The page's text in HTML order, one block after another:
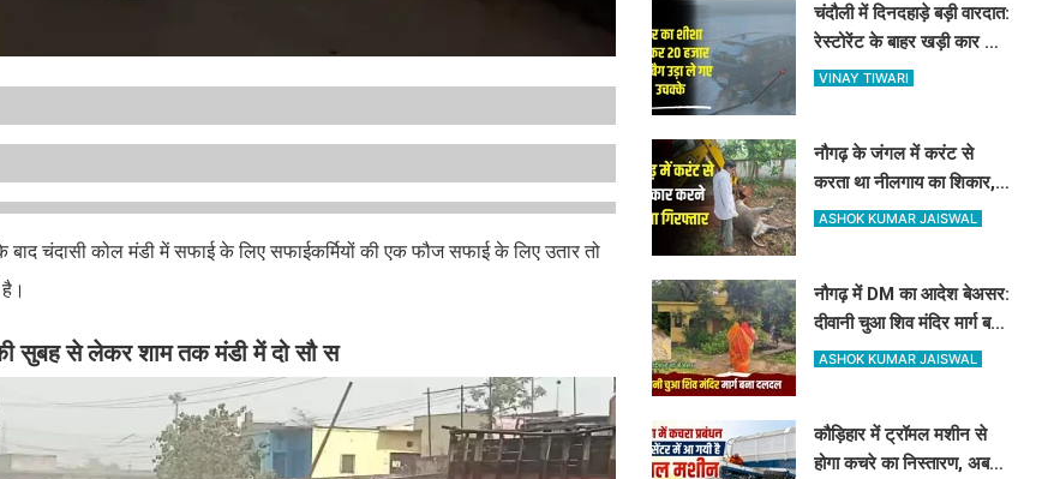
चंदासी कोल मंडी में सफाई के लिए सफाईकर्मियों की एक फौज सफाई के लिए उतार तो
सुबह से लेकर शाम तक मंडी में दो सौ स
चंदौली में दिनदहाड़े बड़ी वारदात:
रेस्टोरेंट के बाहर खड़ी कार का
शीशा तोड़कर 20 हजार और बैग
VINAY TIWARI
नौगढ़ के जंगल में करंट से
करता था नीलगाय का शिकार,
रेंजर अमित श्रीवास्तव की टीम
ASHOK KUMAR JAISWAL
नौगढ़ में DM का आदेश बेअसर:
दीवानी चुआ शिव मंदिर मार्ग बना
दलदल, उग्र ग्रामीणों ने दी
ASHOK KUMAR JAISWAL
कौड़िहार में ट्रॉमल मशीन से
होगा कचरे का निस्तारण, अब